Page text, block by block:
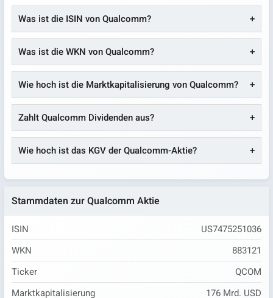
Was ist die ISIN von Qualcomm?
Was ist die WKN von Qualcomm?
Wie hoch ist die Marktkapitalisierung von Qualcomm?
Zahlt Qualcomm Dividenden aus?
Wie hoch ist das KGV der Qualcomm-Aktie?
Stammdaten zur Qualcomm Aktie
ISIN
US7475251036
WKN
883121
Ticker
QCOM
Marktkapitalisierung
176 Mrd. USD